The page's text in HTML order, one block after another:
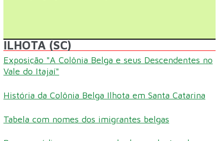
ILHOTA (SC)
Exposição "A Colônia Belga e seus Descendentes no
Vale do Itajaí"
História da Colônia Belga Ilhota em Santa Catarina
Tabela com nomes dos imigrantes belgas